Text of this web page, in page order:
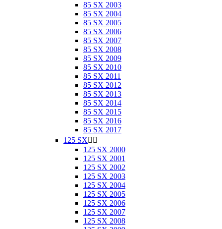
85 SX 2003
85 SX 2004
85 SX 2005
85 SX 2006
85 SX 2007
85 SX 2008
85 SX 2009
85 SX 2010
85 SX 2011
85 SX 2012
85 SX 2013
85 SX 2014
85 SX 2015
85 SX 2016
85 SX 2017
125 SX 
125 SX 2000
125 SX 2001
125 SX 2002
125 SX 2003
125 SX 2004
125 SX 2005
125 SX 2006
125 SX 2007
125 SX 2008